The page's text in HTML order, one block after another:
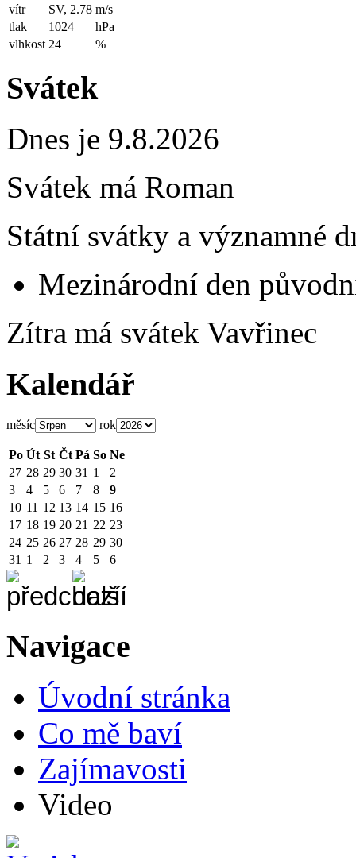
vítr SV, 2.78 m/s
tlak
1024
hPa
vlhkost 24 %
Svátek
Dnes je 9.8.2026
Svátek má Roman
Státní svátky a významné
Mezinárodní den
Zítra má svátek Vavřinec
Kalendář
měsíc rok
Po Út St Čt Pá So Ne
27 28 29 30 31 1
2
3
4 5 6 7 8
9
10 11 12 13 14 15 16
17 18 19 20 21 22 23
24 25 26 27 28 29 30
31 1 2 3 4 5 6
Navigace
Úvodní stránka
Co mě baví
Zajímavosti
Video